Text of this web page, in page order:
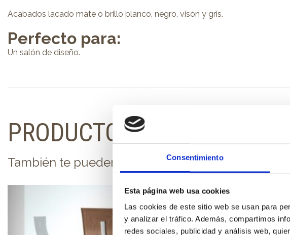
Consentimiento
Esta página web usa cookies
Las cookies de este sitio web se usan para
y analizar el tráfico. Además, compartimos
redes sociales, publicidad y análisis web,
Acabados lacado mate o brillo blanco, negro, visón y gris.
Perfecto para:
Un salón de diseño.
PRODUCTOS RELACIONADOS
También te pueden interesar...